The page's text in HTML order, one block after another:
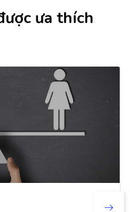
ưa thích